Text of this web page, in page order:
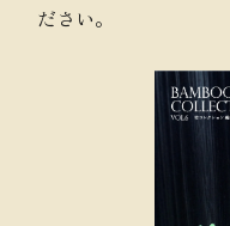
ださい。